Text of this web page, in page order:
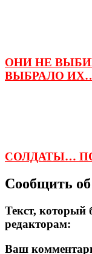
ОНИ НЕ
ВЫБРАЛО
СОЛДАТЫ…
Сообщить об
Текст, который
редакторам:
Ваш